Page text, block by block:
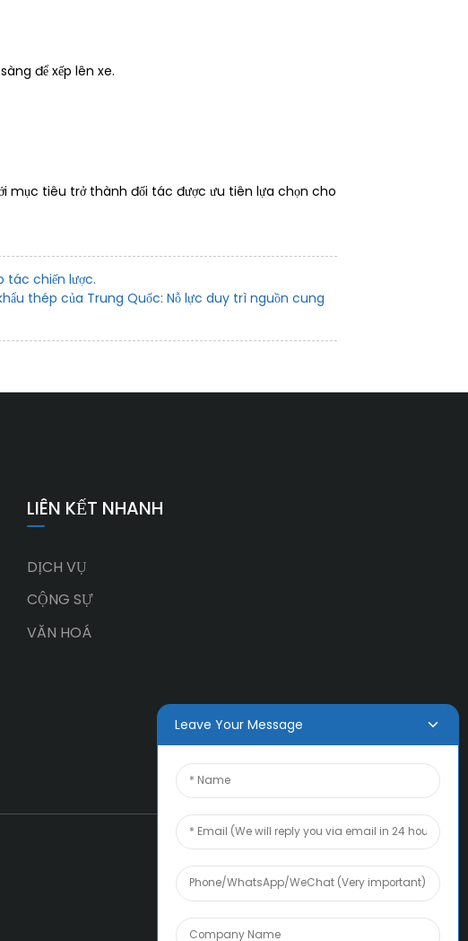
để xếp lên xe.
mục tiêu trở thành đối tác được ưu tiên lựa chọn cho
tác chiến lược.
thép của Trung Quốc: Nỗ lực duy trì nguồn cung
LIÊN KẾT NHANH
DỊCH VỤ
CỘNG SỰ
VĂN HOÁ
Leave Your Message